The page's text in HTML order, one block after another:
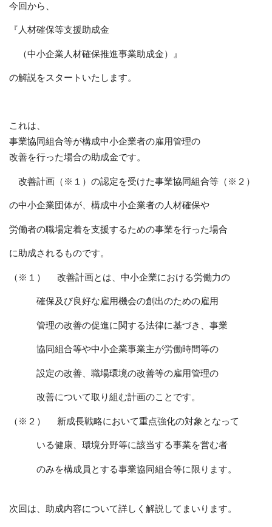
今回から、
『人材確保等支援助成金
（中小企業人材確保推進事業助成金）』
の解説をスタートいたします。
これは、
事業協同組合等が構成中小企業者の雇用管理の
改善を行った場合の助成金です。
改善計画（※１）の認定を受けた事業協同組合等（※２）
の中小企業団体が、構成中小企業者の人材確保や
労働者の職場定着を支援するための事業を行った場合
に助成されるものです。
（※１） 改善計画とは、中小企業における労働力の
確保及び良好な雇用機会の創出のための雇用
管理の改善の促進に関する法律に基づき、事業
協同組合等や中小企業事業主が労働時間等の
設定の改善、職場環境の改善等の雇用管理の
改善について取り組む計画のことです。
（※２） 新成長戦略において重点強化の対象となって
いる健康、環境分野等に該当する事業を営む者
のみを構成員とする事業協同組合等に限ります。
次回は、助成内容について詳しく解説してまいります。